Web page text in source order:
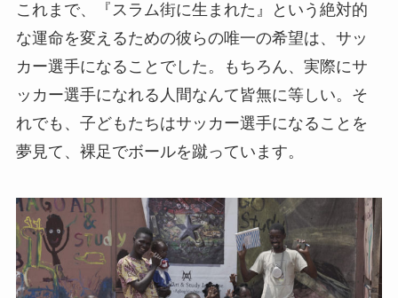
これまで、『スラム街に生まれた』という絶対的
な運命を変えるための彼らの唯一の希望は、サッ
カー選手になることでした。もちろん、実際にサ
ッカー選手になれる人間なんて皆無に等しい。そ
れでも、子どもたちはサッカー選手になることを
夢見て、裸足でボールを蹴っています。